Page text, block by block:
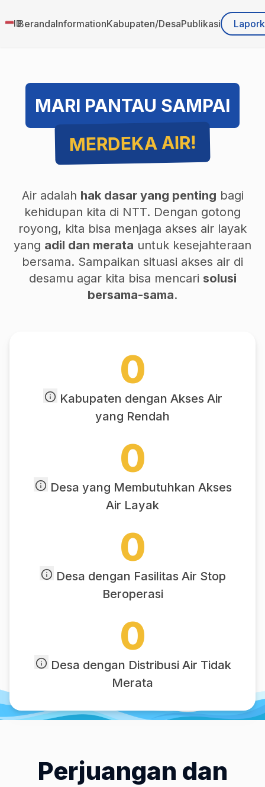
ID
Toggle language menu
BerandaInformationKabupaten/DesaPublikasi
MARI PANTAU SAMPAI
MERDEKA AIR!
Air adalah hak dasar yang penting bagi
kehidupan kita di NTT. Dengan gotong
royong, kita bisa menjaga akses air layak
yang adil dan merata untuk kesejahteraan
bersama. Sampaikan situasi akses air di
desamu agar kita bisa mencari solusi
bersama-sama.
0
Kabupaten dengan Akses Air
yang Rendah
0
Desa yang Membutuhkan Akses
Air Layak
0
Desa dengan Fasilitas Air Stop
Beroperasi
0
Desa dengan Distribusi Air Tidak
Merata
Perjuangan dan